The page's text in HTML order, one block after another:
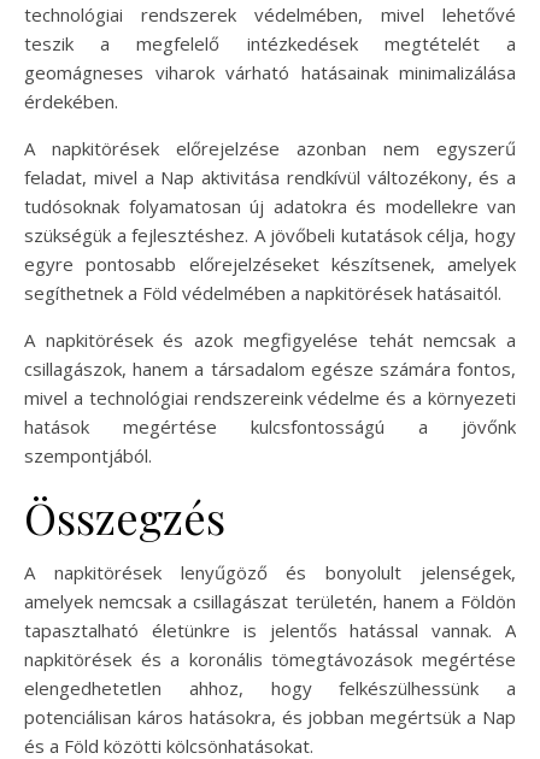
technológiai rendszerek védelmében, mivel lehetővé
teszik a megfelelő intézkedések megtételét a
geomágneses viharok várható hatásainak minimalizálása
érdekében.
A napkitörések előrejelzése azonban nem egyszerű
feladat, mivel a Nap aktivitása rendkívül változékony, és a
tudósoknak folyamatosan új adatokra és modellekre van
szükségük a fejlesztéshez. A jövőbeli kutatások célja, hogy
egyre pontosabb előrejelzéseket készítsenek, amelyek
segíthetnek a Föld védelmében a napkitörések hatásaitól.
A napkitörések és azok megfigyelése tehát nemcsak a
csillagászok, hanem a társadalom egésze számára fontos,
mivel a technológiai rendszereink védelme és a környezeti
hatások megértése kulcsfontosságú a jövőnk
szempontjából.
Összegzés
A napkitörések lenyűgöző és bonyolult jelenségek,
amelyek nemcsak a csillagászat területén, hanem a Földön
tapasztalható életünkre is jelentős hatással vannak. A
napkitörések és a koronális tömegtávozások megértése
elengedhetetlen ahhoz, hogy felkészülhessünk a
potenciálisan káros hatásokra, és jobban megértsük a Nap
és a Föld közötti kölcsönhatásokat.